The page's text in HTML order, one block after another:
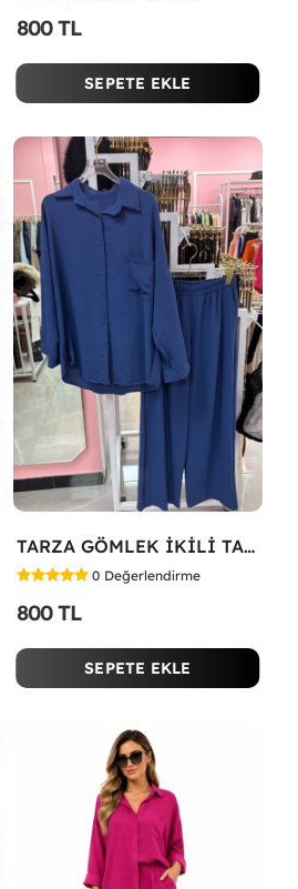
800 TL
SEPETE EKLE
TARZA GÖMLEK İKİLİ TAKIM Lacivert
0 Değerlendirme
800 TL
SEPETE EKLE